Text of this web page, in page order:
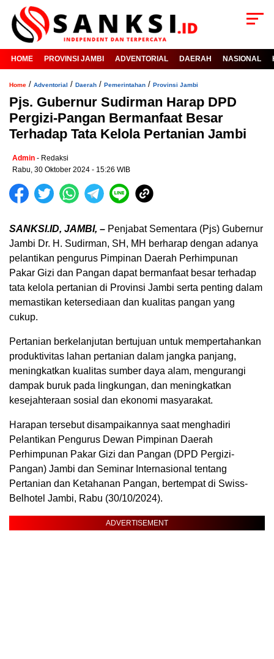
HOME PROVINSI JAMBI ADVENTORIAL DAERAH NASIONAL
Home / Adventorial / Daerah / Pemerintahan / Provinsi Jambi
Pjs. Gubernur Sudirman Harap DPD
Pergizi-Pangan Bermanfaat Besar
Terhadap Tata Kelola Pertanian Jambi
Admin - Redaksi
Rabu, 30 Oktober 2024 - 15:26 WIB
SANKSI.ID, JAMBI, – Penjabat Sementara (Pjs) Gubernur
Jambi Dr. H. Sudirman, SH, MH berharap dengan adanya
pelantikan pengurus Pimpinan Daerah Perhimpunan
Pakar Gizi dan Pangan dapat bermanfaat besar terhadap
tata kelola pertanian di Provinsi Jambi serta penting dalam
memastikan ketersediaan dan kualitas pangan yang
cukup.
Pertanian berkelanjutan bertujuan untuk mempertahankan
produktivitas lahan pertanian dalam jangka panjang,
meningkatkan kualitas sumber daya alam, mengurangi
dampak buruk pada lingkungan, dan meningkatkan
kesejahteraan sosial dan ekonomi masyarakat.
Harapan tersebut disampaikannya saat menghadiri
Pelantikan Pengurus Dewan Pimpinan Daerah
Perhimpunan Pakar Gizi dan Pangan (DPD Pergizi-
Pangan) Jambi dan Seminar Internasional tentang
Pertanian dan Ketahanan Pangan, bertempat di Swiss-
Belhotel Jambi, Rabu (30/10/2024).
ADVERTISEMENT